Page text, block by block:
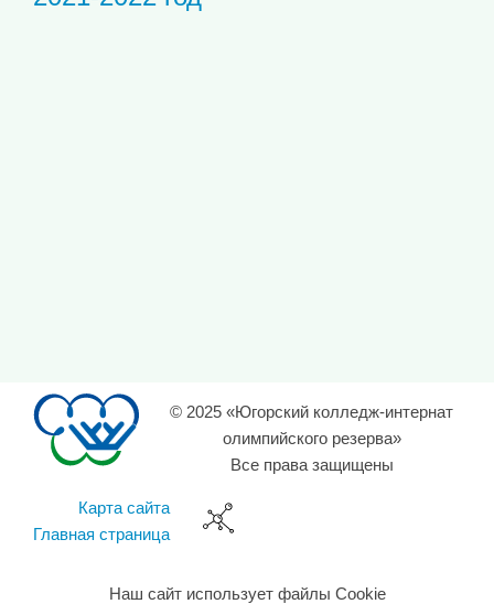
© 2025 «Югорский колледж-интернат
олимпийского резерва»
Все права защищены
Карта сайта
Главная страница
Наш сайт использует файлы Cookie